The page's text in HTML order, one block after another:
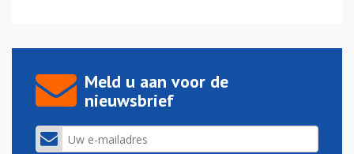
Meld u aan voor de
nieuwsbrief